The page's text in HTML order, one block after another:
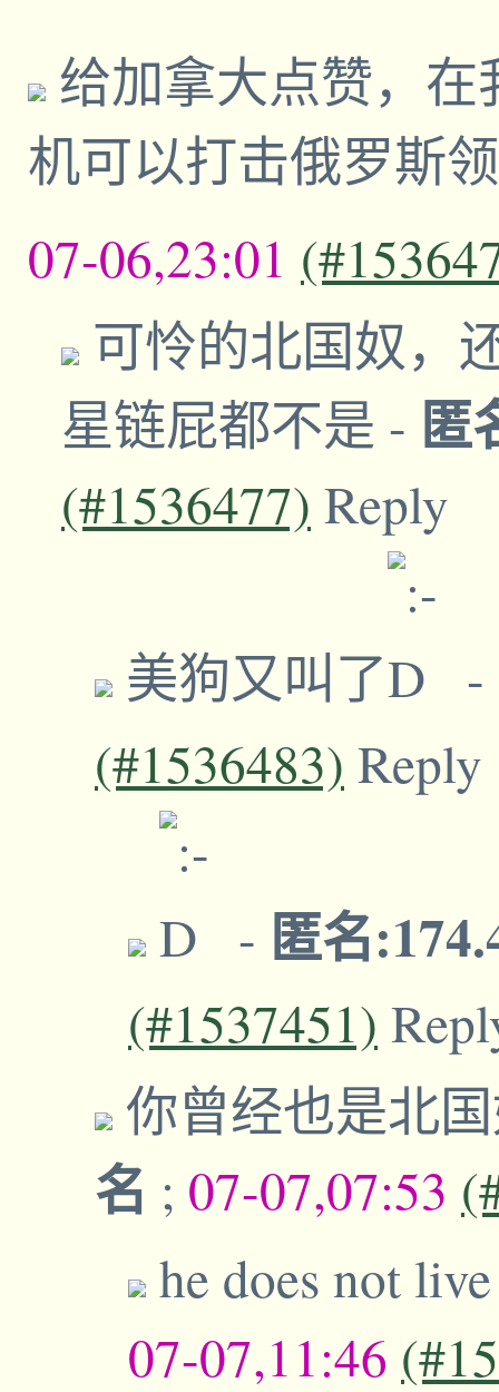
给加拿大点赞，
机可以打击俄罗斯
07-06,23:01
可怜的北国奴，
星链屁都不是 - 匿
(#1536477) Reply
美狗又叫了 -
(#1536483) Reply
- 匿名
(#1537451)
你曾经也是北
名 ; 07-07,07:53
he does not
07-07,11:46